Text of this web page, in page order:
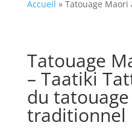
Accueil » Tatouage Maori
Tatouage
– Taatiki
du
traditionnel